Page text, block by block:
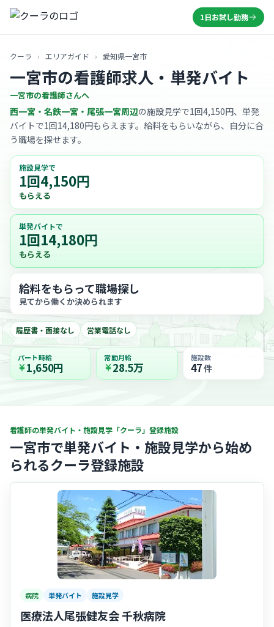
1日お試し勤務
クーラ › エリアガイド › 愛知県一宮市
一宮市の看護師求人・単発バイト
一宮市の看護師さんへ
西一宮・名鉄一宮・尾張一宮周辺の施設見学で1回4,150円、単発
バイトで1回14,180円もらえます。給料をもらいながら、自分に合
う職場を探せます。
施設見学で
1回4,150円
もらえる
単発バイトで
1回14,180円
もらえる
給料をもらって職場探し
見てから働くか決められます
履歴書・面接なし 営業電話なし
パート時給
1,650円
常勤月給
28.5万
施設数
47件
看護師の単発バイト・施設見学「クーラ」登録施設
一宮市で単発バイト・施設見学から始め
られるクーラ登録施設
病院 単発バイト 施設見学
医療法人尾張健友会 千秋病院